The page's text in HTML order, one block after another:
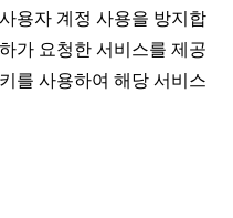
용자 계정 사용을 방지합
가 요청한 서비스를 제공
를 사용하여 해당 서비스